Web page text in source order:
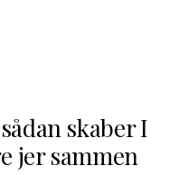
skaber I
jer sammen